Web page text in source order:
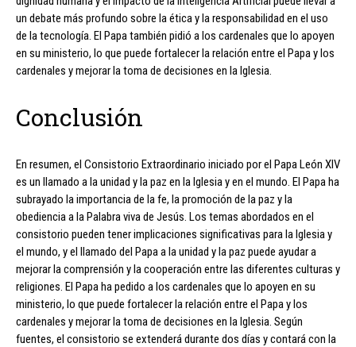
un debate más profundo sobre la ética y la responsabilidad en el uso
de la tecnología. El Papa también pidió a los cardenales que lo apoyen
en su ministerio, lo que puede fortalecer la relación entre el Papa y los
cardenales y mejorar la toma de decisiones en la Iglesia.
Conclusión
En resumen, el Consistorio Extraordinario iniciado por el Papa León XIV
es un llamado a la unidad y la paz en la Iglesia y en el mundo. El Papa ha
subrayado la importancia de la fe, la promoción de la paz y la
obediencia a la Palabra viva de Jesús. Los temas abordados en el
consistorio pueden tener implicaciones significativas para la Iglesia y
el mundo, y el llamado del Papa a la unidad y la paz puede ayudar a
mejorar la comprensión y la cooperación entre las diferentes culturas y
religiones. El Papa ha pedido a los cardenales que lo apoyen en su
ministerio, lo que puede fortalecer la relación entre el Papa y los
cardenales y mejorar la toma de decisiones en la Iglesia. Según
fuentes, el consistorio se extenderá durante dos días y contará con la